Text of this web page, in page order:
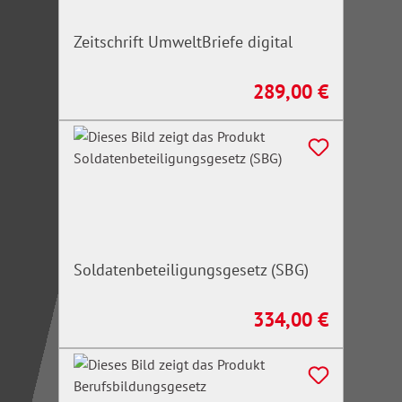
Zeitschrift UmweltBriefe digital
Regulärer Preis:
289,00 €
Soldatenbeteiligungsgesetz (SBG)
Regulärer Preis:
334,00 €